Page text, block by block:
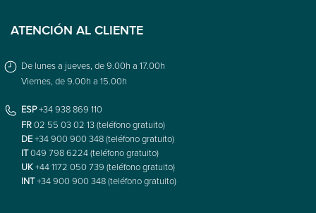
ATENCIÓN AL CLIENTE
De lunes a jueves, de 9.00h a 17.00h
Viernes, de 9.00h a 15.00h
ESP+34 938 869 110
FR02 55 03 02 13 (teléfono gratuito)
DE+34 900 900 348 (teléfono gratuito)
IT049 798 6224 (teléfono gratuito)
UK+44 1172 050 739 (teléfono gratuito)
INT+34 900 900 348 (teléfono gratuito)